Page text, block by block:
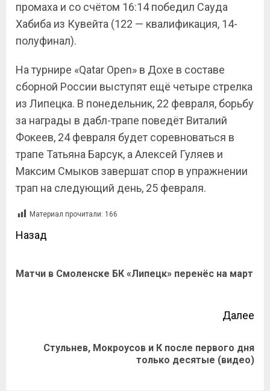
промаха и со счётом 16:14 победил Сауда
Хабиба из Кувейта (122 — квалификация, 14-
полуфинал).
На турнире «Qatar Open» в Дохе в составе
сборной России выступят ещё четыре стрелка
из Липецка. В понедельник, 22 февраля, борьбу
за награды в дабл-трапе поведёт Виталий
Фокеев, 24 февраля будет соревноваться в
трапе Татьяна Барсук, а Алексей Гуляев и
Максим Смыков завершат спор в упражнении
трап на следующий день, 25 февраля.
Материал прочитали: 166
Назад
Матчи в Смоленске БК «Липецк» перенёс на март
Далее
Стульнев, Мокроусов и К после первого дня
только десятые (видео)